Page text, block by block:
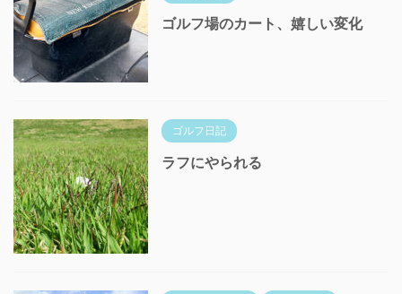
ゴルフ場のカート、嬉しい変化
ゴルフ日記
ラフにやられる